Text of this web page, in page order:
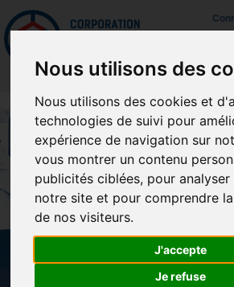
Nous utilisons des
Nous utilisons des cookies et
technologies de suivi pour
expérience de navigation sur
vous montrer un contenu
publicités ciblées, pour
notre site et pour comprendre
de nos visiteurs.
J'accepte
Je refuse
Mettreà jour vos préférences de témoins